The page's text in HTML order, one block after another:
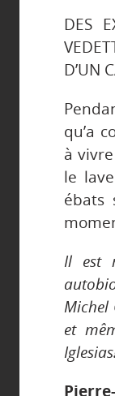
DES
D’UN
qu’a
à
le
ébats
Il est
Michel
et